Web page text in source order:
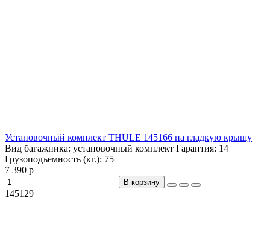
Установочный комплект THULE 145166 на гладкую крышу
Вид багажника: установочный комплект Гарантия: 14
Грузоподъемность (кг.): 75
7 390 р
В корзину
145129